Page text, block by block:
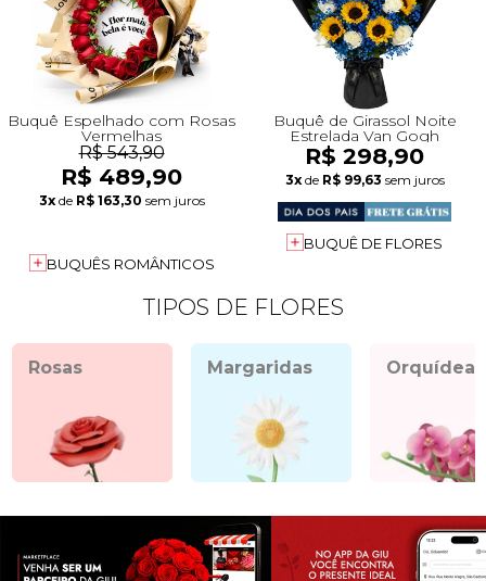
Buquê Espelhado com Rosas
Vermelhas
R$ 543,90
R$ 489,90
3x de R$ 163,30 sem juros
BUQUÊS ROMÂNTICOS
Buquê de Girassol Noite
Estrelada Van Gogh
R$ 298,90
3x de R$ 99,63 sem juros
BUQUÊ DE FLORES
TIPOS DE FLORES
Rosas Margaridas Orquídeas